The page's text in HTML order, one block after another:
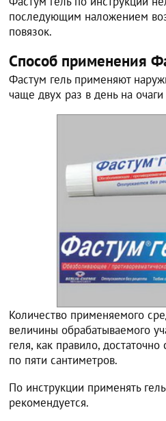
последующим наложением
повязок.
Способ применения
Фастум гель применяют
чаще двух раз в день на
Количество применяемого
величины обрабатываемого
геля, как правило,
по пяти сантиметров.
По инструкции применять
рекомендуется.